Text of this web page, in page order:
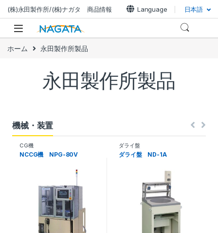
(株)永田製作所/(株)ナガタ 商品情報 Language 日本語
ホーム 永田製作所製品
永田製作所製品
機械・装置
CG機
NCCG機 NPG-80V
ダライ盤
ダライ盤 ND-1A